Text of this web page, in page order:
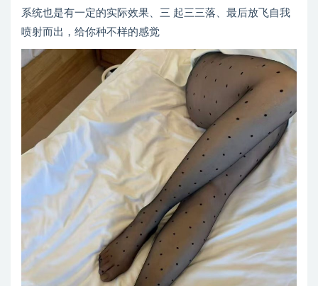
系统也是有一定的实际效果、三 起三三落、最后放飞自我
喷射而出，给你种不样的感觉